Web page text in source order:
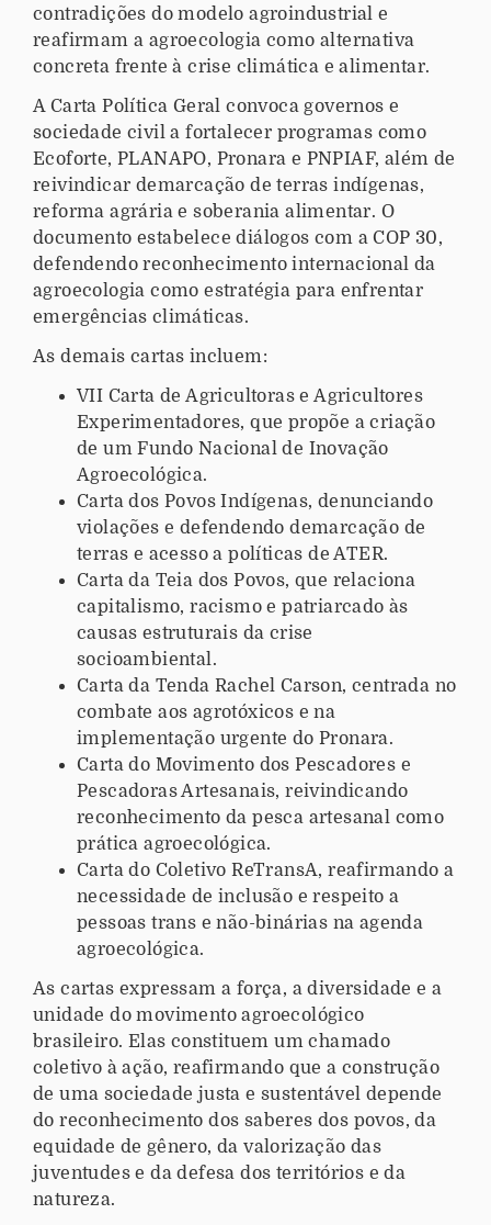
contradições do modelo agroindustrial e
reafirmam a agroecologia como alternativa
concreta frente à crise climática e alimentar.
A Carta Política Geral convoca governos e
sociedade civil a fortalecer programas como
Ecoforte, PLANAPO, Pronara e PNPIAF, além de
reivindicar demarcação de terras indígenas,
reforma agrária e soberania alimentar. O
documento estabelece diálogos com a COP 30,
defendendo reconhecimento internacional da
agroecologia como estratégia para enfrentar
emergências climáticas.
As demais cartas incluem:
VII Carta de Agricultoras e Agricultores
Experimentadores, que propõe a criação
de um Fundo Nacional de Inovação
Agroecológica.
Carta dos Povos Indígenas, denunciando
violações e defendendo demarcação de
terras e acesso a políticas de ATER.
Carta da Teia dos Povos, que relaciona
capitalismo, racismo e patriarcado às
causas estruturais da crise
socioambiental.
Carta da Tenda Rachel Carson, centrada no
combate aos agrotóxicos e na
implementação urgente do Pronara.
Carta do Movimento dos Pescadores e
Pescadoras Artesanais, reivindicando
reconhecimento da pesca artesanal como
prática agroecológica.
Carta do Coletivo ReTransA, reafirmando a
necessidade de inclusão e respeito a
pessoas trans e não-binárias na agenda
agroecológica.
As cartas expressam a força, a diversidade e a
unidade do movimento agroecológico
brasileiro. Elas constituem um chamado
coletivo à ação, reafirmando que a construção
de uma sociedade justa e sustentável depende
do reconhecimento dos saberes dos povos, da
equidade de gênero, da valorização das
juventudes e da defesa dos territórios e da
natureza.